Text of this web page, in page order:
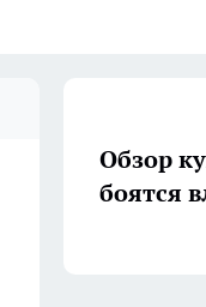
Обзор
боятся